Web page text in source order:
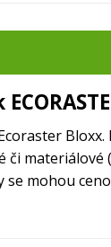
Bloxx.
či materiálové
se mohou